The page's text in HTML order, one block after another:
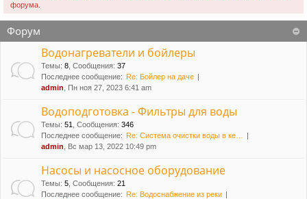
форума.
Форум
Водонагреватели и бойлеры
Темы: 8 Сообщения: 37
Последнее сообщение: Re: Бойлер на даче
admin , Пн ноя 27, 2023 6:41 am
Водоподготовка - Фильтры для воды
Темы: 51 Сообщения: 346
Последнее сообщение: Re: Система очистки воды в ке…
admin , Вс мар 13, 2022 10:49 pm
Насосы и насосное оборудование
Темы: 5 Сообщения: 21
Последнее сообщение: Re: Водоснабжение из реки